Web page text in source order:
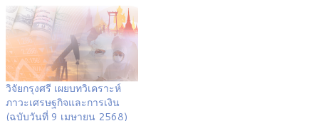
วิจัยกรุงศรี เผยบทวิเคราะห์
ภาวะเศรษฐกิจและการเงิน
(ฉบับวันที่ 9 เมษายน 2568)